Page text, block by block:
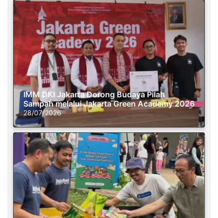
IMM DKI Jakarta Dorong Budaya Pilah
Sampah melalui Jakarta Green Academy 2026
28/07/2026